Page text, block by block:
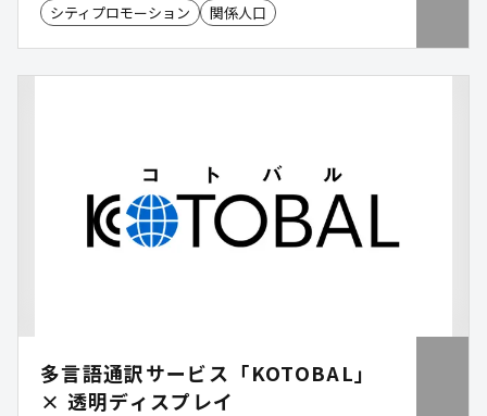
シティプロモーション 関係人口
多言語通訳サービス「KOTOBAL」
× 透明ディスプレイ